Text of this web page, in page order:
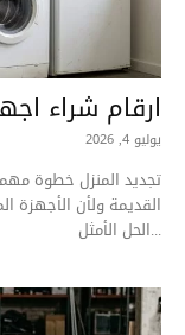
ارقام شراء اجهزة
يوليو 4, 2026
تجديد المنزل خطوة
القديمة ولأن الأجهزة
الحل الأمثل...